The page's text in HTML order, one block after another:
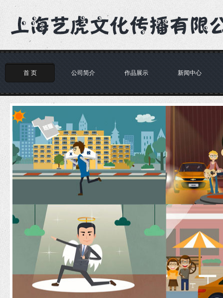
首 页 公司简介 作品展示 新闻中心